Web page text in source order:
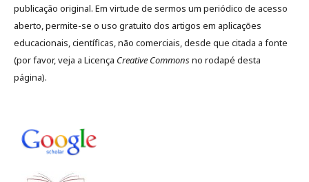
publicação original. Em virtude de sermos um periódico de acesso
aberto, permite-se o uso gratuito dos artigos em aplicações
educacionais, científicas, não comerciais, desde que citada a fonte
(por favor, veja a Licença Creative Commonsno rodapé desta
página).